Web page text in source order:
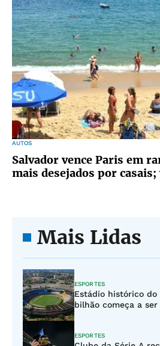
AUTOS
Salvador vence Paris em
mais desejados por
Mais Lidas
ESPORTES
Estádio histórico do
bilhão começa a
ESPORTES